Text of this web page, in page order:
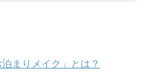
まりメイク」とは？